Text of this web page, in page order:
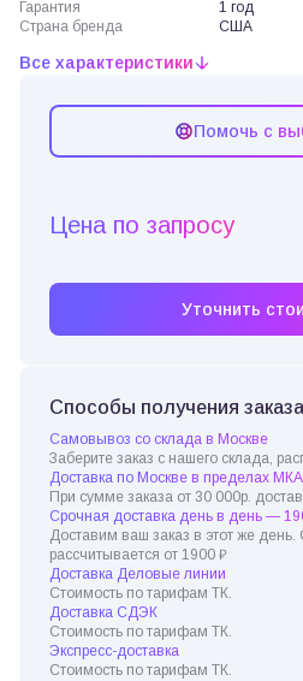
Гарантия
1 год
Страна бренда
США
Все характеристики
Помочь с
Цена по запросу
Уточнить
Способы получения
Самовывоз со склада в Москве
Заберите заказ с нашего склада,
Доставка по Москве в пределах
При сумме заказа от 30 000р.
Срочная доставка день в день —
Доставим ваш заказ в этот же день.
рассчитывается от 1900 ₽
Доставка Деловые линии
Стоимость по тарифам ТК.
Доставка СДЭК
Стоимость по тарифам ТК.
Экспресс-доставка
Стоимость по тарифам ТК.